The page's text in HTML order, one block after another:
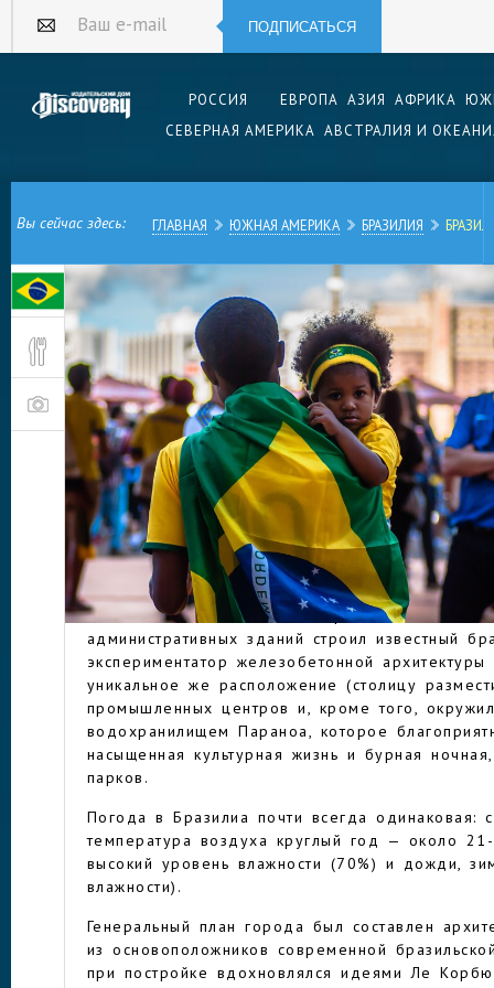
Ваш e-mail ПОДПИСАТЬСЯ
РОССИЯ ЕВРОПА АЗИЯ АФРИКА
СЕВЕРНАЯ АМЕРИКА АВСТРАЛИЯ И
Вы сейчас здесь: ГЛАВНАЯ ЮЖНАЯ АМЕРИКА БРАЗИЛИЯ
БРАЗИЛИА
Бразилиа — город, который находится в
воздуха его очертания напоминают летящий
строительства так и назывался — «пилотный
специально, чтобы стать столицей, молодой
в Список всемирного наследия ЮНЕСКО,
плану, от которого за 50 с лишним лет его
отклонились, чем чрезвычайно гордятся его
Бразилии без визита в ее интереснейшую
смысл.
Столица Федеративной республики Бразилия,
надежды» — это современная архитектура,
уникальная, ведь в Список всемирного
«Достояние человечества» просто так не
административных зданий строил известный
экспериментатор железобетонной
уникальное же расположение (столицу
промышленных центров и, кроме того,
водохранилищем Параноа, которое
насыщенная культурная жизнь и бурная
парков.
Погода в Бразилиа почти всегда одинаковая:
температура воздуха круглый год — около
высокий уровень влажности (70%) и дожди,
влажности).
Генеральный план города был составлен
из основоположников современной
при постройке вдохновлялся идеями Ле